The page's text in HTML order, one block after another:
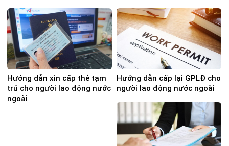
Hướng dẫn xin cấp thẻ tạm
trú cho người lao động nước
ngoài
Hướng dẫn cấp lại GPLĐ cho
người lao động nước ngoài